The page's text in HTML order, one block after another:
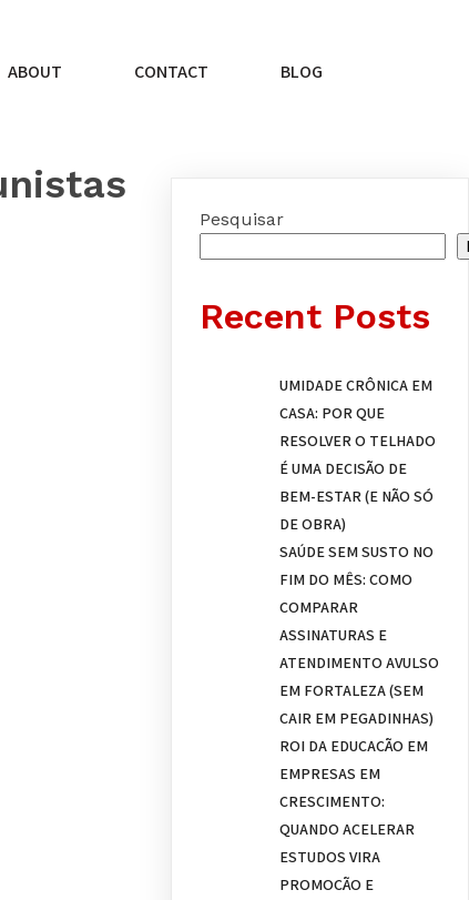
ABOUT CONTACT BLOG
Pesquisar
Recent Posts
UMIDADE CRÔNICA EM
CASA: POR QUE
RESOLVER O TELHADO
É UMA DECISÃO DE
BEM-ESTAR (E NÃO SÓ
DE OBRA)
SAÚDE SEM SUSTO NO
FIM DO MÊS: COMO
COMPARAR
ASSINATURAS E
ATENDIMENTO AVULSO
EM FORTALEZA (SEM
CAIR EM PEGADINHAS)
ROI DA EDUCAÇÃO EM
EMPRESAS EM
CRESCIMENTO:
QUANDO ACELERAR
ESTUDOS VIRA
PROMOÇÃO E